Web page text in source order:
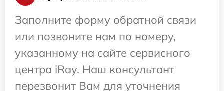
Заполните форму обратной связи
или позвоните нам по номеру,
указанному на сайте сервисного
центра iRay. Наш консультант
перезвонит Вам для уточнения